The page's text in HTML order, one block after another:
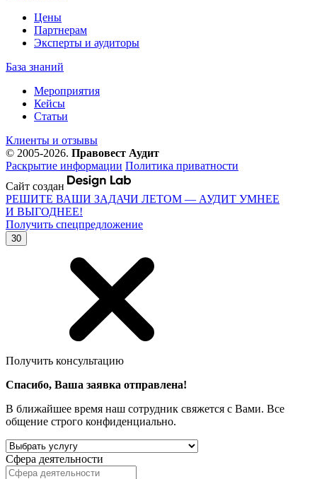
Цены
Партнерам
Эксперты и аудиторы
База знаний
Мероприятия
Кейсы
Статьи
Клиенты и отзывы
© 2005-2026. Правовест Аудит
Раскрытие информации Политика приватности
Сайт создан
РЕШИТЕ ВАШИ ЗАДАЧИ ЛЕТОМ — АУДИТ УМНЕЕ
И ВЫГОДНЕЕ!
Получить спецпредложение
30
Получить консультацию
Спасибо, Ваша заявка отправлена!
В ближайшее время наш сотрудник свяжется с Вами. Все
общение строго конфиденциально.
Сфера деятельности